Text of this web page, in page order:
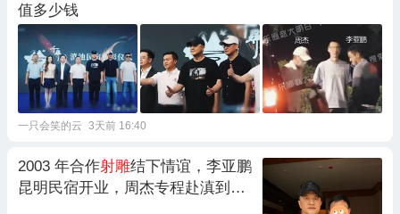
值多少钱
一只会笑的云 3天前 16:40
2003 年合作射雕结下情谊，李亚鹏
昆明民宿开业，周杰专程赴滇到场